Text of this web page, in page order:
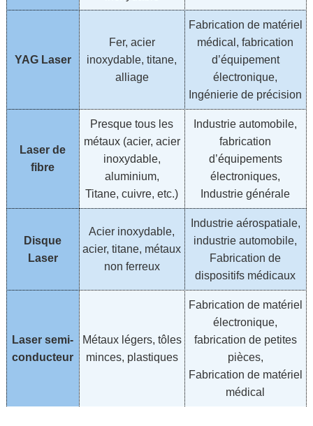
YAG Laser
Fer, acier
inoxydable, titane,
alliage
Fabrication de matériel
médical, fabrication
d’équipement
électronique,
Ingénierie de précision
Laser de
fibre
Presque tous les
métaux (acier, acier
inoxydable,
aluminium,
Titane, cuivre, etc.)
Industrie automobile,
fabrication
d’équipements
électroniques,
Industrie générale
Disque
Laser
Acier inoxydable,
acier, titane, métaux
non ferreux
Industrie aérospatiale,
industrie automobile,
Fabrication de
dispositifs médicaux
Laser semi-
conducteur
Métaux légers, tôles
minces, plastiques
Fabrication de matériel
électronique,
fabrication de petites
pièces,
Fabrication de matériel
médical